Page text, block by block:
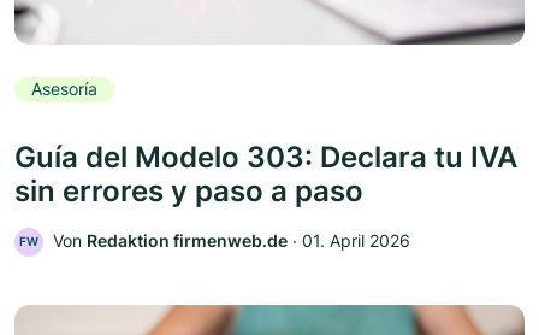
Asesoría
Guía del Modelo 303: Declara tu IVA
sin errores y paso a paso
FW Von Redaktion firmenweb.de ‧ 01. April 2026